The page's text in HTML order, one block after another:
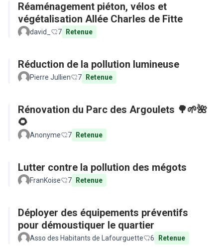
Réaménagement piéton, vélos et
végétalisation Allée Charles de Fitte
david_ 7 Retenue
Réduction de la pollution lumineuse
Pierre Jullien 7 Retenue
Rénovation du Parc des Argoulets 🌳🌱🌺
🌻
Anonyme 7 Retenue
Lutter contre la pollution des mégots
FranKoise 7 Retenue
Déployer des équipements préventifs
pour démoustiquer le quartier
Asso des Habitants de Lafourguette 6 Retenue